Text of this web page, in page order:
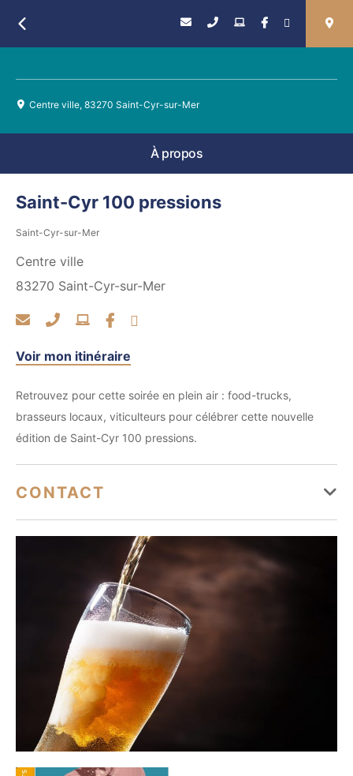
Centre ville, 83270 Saint-Cyr-sur-Mer
À propos
Saint-Cyr 100 pressions
Saint-Cyr-sur-Mer
Centre ville
83270 Saint-Cyr-sur-Mer
Voir mon itinéraire
Retrouvez pour cette soirée en plein air : food-trucks,
brasseurs locaux, viticulteurs pour célébrer cette nouvelle
édition de Saint-Cyr 100 pressions.
CONTACT
http://www.saintcyrsurmer.com/
https://www.facebook.com/saintcyrsurmertourisme
https://www.tripadvisor.fr/Attraction_Review-g635836-
d12726429-Reviews-
Office_de_Tourisme_de_Saint_Cyr_sur_Mer-
Saint_Cyr_sur_Mer_Var_Provence_Alpes_Cot.html